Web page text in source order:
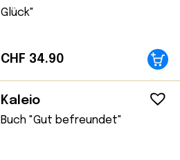
Glück"
CHF 34.90
Kaleio
Buch "Gut befreundet"